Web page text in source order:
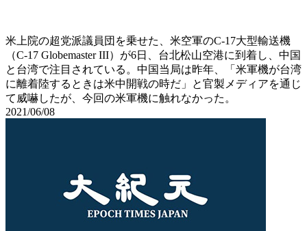
米上院の超党派議員団を乗せた、米空軍のC-17大型輸送機
（C-17 Globemaster III）が6日、台北松山空港に到着し、中国
と台湾で注目されている。中国当局は昨年、「米軍機が台湾
に離着陸するときは米中開戦の時だ」と官製メディアを通じ
て威嚇したが、今回の米軍機に触れなかった。
2021/06/08